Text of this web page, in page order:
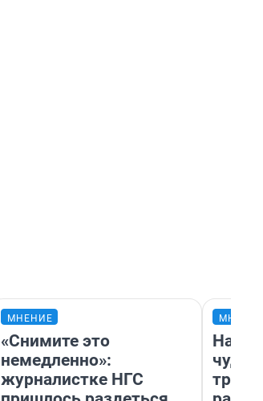
МНЕНИЕ
«Снимите это
немедленно»:
журналистке НГС